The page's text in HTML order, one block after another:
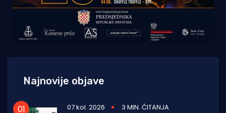
Najnovije objave
07 kol. 2026
3 MIN. ČITANJA